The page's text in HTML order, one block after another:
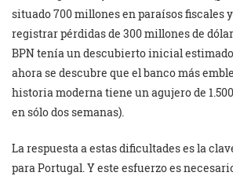
situado 700 millones en paraísos fiscales
registrar pérdidas de 300 millones de
BPN tenía un descubierto inicial
ahora se descubre que el banco más
historia moderna tiene un agujero de
en sólo dos semanas).
La respuesta a estas dificultades es la
para Portugal. Y este esfuerzo es